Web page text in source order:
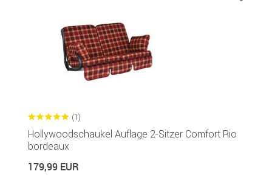
(1)
Hollywoodschaukel Auflage 2-Sitzer Comfort Rio
bordeaux
179,99 EUR